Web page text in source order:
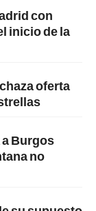
con
inicio de la
oferta
Burgos
no